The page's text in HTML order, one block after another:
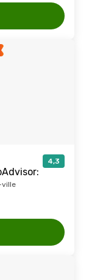
4,3
ville